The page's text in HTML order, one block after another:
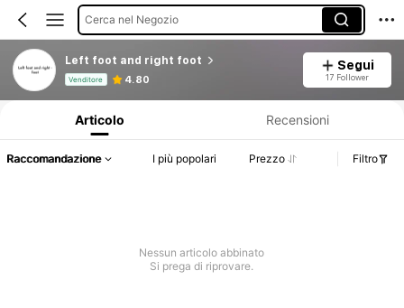
Cerca nel Negozio
Left foot and right foot
Venditore 4.80
Segui
17 Follower
Articolo Recensioni
Raccomandazione I più popolari Prezzo Filtro
Nessun articolo abbinato
Si prega di riprovare.